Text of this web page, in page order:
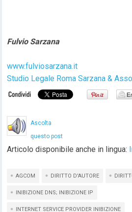
Fulvio Sarzana
www.fulviosarzana.it
Studio Legale Roma Sarzana &
Ascolta
questo post
Articolo disponibile anche in lingua:
AGCOM DIRITTO D'AUTORE
INIBIZIONE DNS; INIBIZIONE IP
INTERNET SERVICE PROVIDER INIBIZIONE